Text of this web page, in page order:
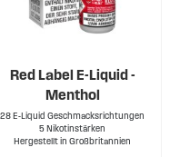
Red Label E-Liquid -
Menthol
28 E-Liquid Geschmacksrichtungen
5 Nikotinstärken
Hergestellt in Großbritannien